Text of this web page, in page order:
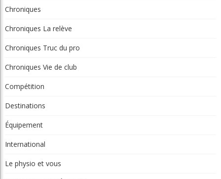
Équipement
International
Le physio et vous
Les règles selon Édouard
Montreal
Non classé
Parcours
Portraits
Potinage